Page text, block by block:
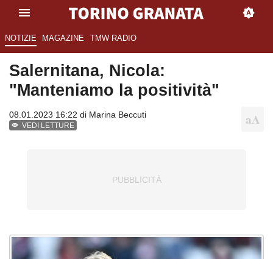
NOTIZIE MAGAZINE TMW RADIO
Salernitana, Nicola:
"Manteniamo la positività"
08.01.2023 16:22 di Marina Beccuti
VEDI LETTURE